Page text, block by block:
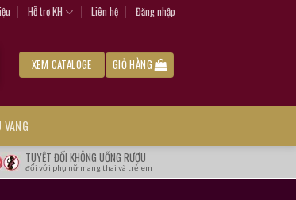
Hỗ trợ KH Liên hệ Đăng nhập
XEM CATALOGE GIỎ HÀNG
TUYỆT ĐỐI KHÔNG UỐNG RƯỢU
đối với phụ nữ mang thai và trẻ em